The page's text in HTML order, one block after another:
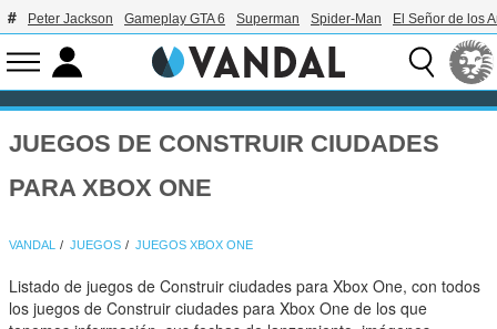
Peter Jackson Gameplay GTA 6 Superman Spider-Man El Señor de los
JUEGOS DE CONSTRUIR CIUDADES
PARA XBOX ONE
VANDAL JUEGOS JUEGOS XBOX ONE
Listado de juegos de Construir ciudades para Xbox One, con todos
los juegos de Construir ciudades para Xbox One de los que